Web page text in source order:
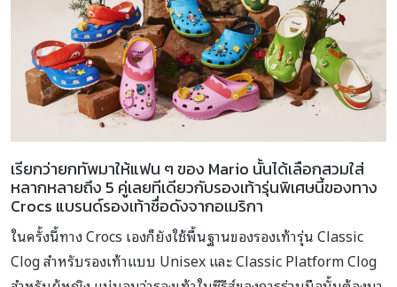
เรียกว่ายกทัพมาให้แฟน ๆ ของ Mario นั้นได้เลือกสวมใส่
หลากหลายถึง 5 คู่เลยทีเดียวกับรองเท้ารุ่นพิเศษนี้ของทาง
Crocs แบรนด์รองเท้าชื่อดังจากอเมริกา
ในครั้งนี้ทาง Crocs เองก็ยังใช้พื้นฐานของรองเท้ารุ่น Classic
Clog สำหรับรองเท้าแบบ Unisex และ Classic Platform Clog